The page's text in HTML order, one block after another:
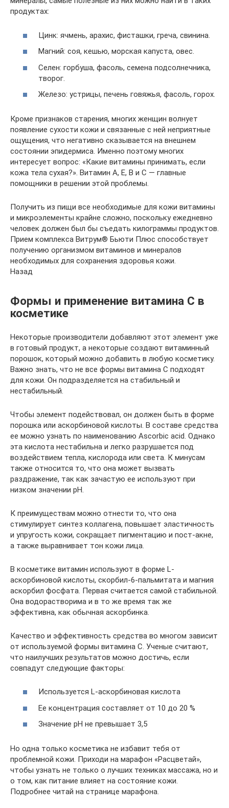
продуктах:
Цинк: ячмень, арахис, фисташки, греча, свинина.
Магний: соя, кешью, морская капуста, овес.
Селен: горбуша, фасоль, семена подсолнечника,
творог.
Железо: устрицы, печень говяжья, фасоль, горох.
Кроме признаков старения, многих женщин волнует
появление сухости кожи и связанные с ней неприятные
ощущения, что негативно сказывается на внешнем
состоянии эпидермиса. Именно поэтому многих
интересует вопрос: «Какие витамины принимать, если
кожа тела сухая?». Витамин А, Е, В и С — главные
помощники в решении этой проблемы.
Получить из пищи все необходимые для кожи витамины
и микроэлементы крайне сложно, поскольку ежедневно
человек должен был бы съедать килограммы продуктов.
Прием комплекса Витрум® Бьюти Плюс способствует
получению организмом витаминов и минералов
необходимых для сохранения здоровья кожи.
Назад
Формы и применение витамина С в
косметике
Некоторые производители добавляют этот элемент уже
в готовый продукт, а некоторые создают витаминный
порошок, который можно добавить в любую косметику.
Важно знать, что не все формы витамина С подходят
для кожи. Он подразделяется на стабильный и
нестабильный.
Чтобы элемент подействовал, он должен быть в форме
порошка или аскорбиновой кислоты. В составе средства
ее можно узнать по наименованию Ascorbic acid. Однако
эта кислота нестабильна и легко разрушается под
воздействием тепла, кислорода или света. К минусам
также относится то, что она может вызвать
раздражение, так как зачастую ее используют при
низком значении pH.
К преимуществам можно отнести то, что она
стимулирует синтез коллагена, повышает эластичность
и упругость кожи, сокращает пигментацию и пост-акне,
а также выравнивает тон кожи лица.
В косметике витамин используют в форме L-
аскорбиновой кислоты, скорбил-6-пальмитата и магния
аскорбил фосфата. Первая считается самой стабильной.
Она водорастворима и в то же время так же
эффективна, как обычная аскорбинка.
Качество и эффективность средства во многом зависит
от используемой формы витамина С. Ученые считают,
что наилучших результатов можно достичь, если
совпадут следующие факторы:
Используется L-аскорбиновая кислота
Ее концентрация составляет от 10 до 20 %
Значение pH не превышает 3,5
Но одна только косметика не избавит тебя от
проблемной кожи. Приходи на марафон «Расцветай»,
чтобы узнать не только о лучших техниках массажа, но и
о том, как питание влияет на состояние кожи.
Подробнее читай на странице марафона.